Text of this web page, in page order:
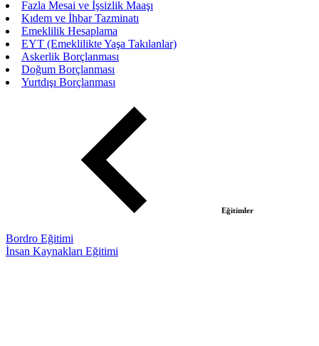
Fazla Mesai ve İşsizlik Maaşı
Kıdem ve İhbar Tazminatı
Emeklilik Hesaplama
EYT (Emeklilikte Yaşa Takılanlar)
Askerlik Borçlanması
Doğum Borçlanması
Yurtdışı Borçlanması
Eğitimler
Bordro Eğitimi
İnsan Kaynakları Eğitimi